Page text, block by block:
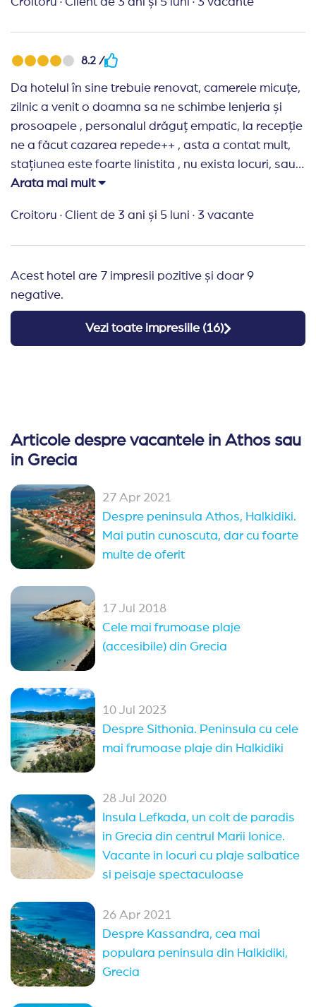
ramai, accesul la plaja foarte repede, plaja cu nisip
Recomand Travelplanner:
8.2 /
Da hotelul în sine trebuie renovat, camerele micuțe,
zilnic a venit o doamna sa ne schimbe lenjeria și
prosoapele , personalul drăguț empatic, la recepție
ne a făcut cazarea repede++ , asta a contat mult,
stațiunea este foarte linistita , nu exista locuri, sau
taverne sa poți manca , noi am avut all inclusiv , nu
ramai, accesul la plaja foarte repede, plaja cu nisip
Arata mai mult
Croitoru · Client de 3 ani și 5 luni · 3 vacante
Acest hotel are 7 impresii pozitive și doar 9
negative.
Vezi toate impresiile (16)
Articole despre vacantele in Athos sau
in Grecia
27 Apr 2021
Despre peninsula Athos, Halkidiki.
Mai putin cunoscuta, dar cu foarte
multe de oferit
17 Jul 2018
Cele mai frumoase plaje
(accesibile) din Grecia
10 Jul 2023
Despre Sithonia. Peninsula cu cele
mai frumoase plaje din Halkidiki
28 Jul 2020
Insula Lefkada, un colt de paradis
in Grecia din centrul Marii Ionice.
Vacante in locuri cu plaje salbatice
si peisaje spectaculoase
26 Apr 2021
Despre Kassandra, cea mai
populara peninsula din Halkidiki,
Grecia